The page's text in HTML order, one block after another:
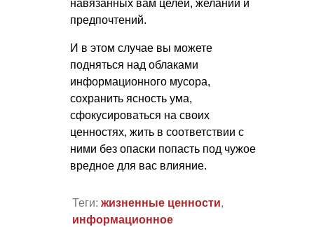
навязанных вам целей, желаний и
предпочтений.
И в этом случае вы можете
подняться над облаками
информационного мусора,
сохранить ясность ума,
сфокусироваться на своих
ценностях, жить в соответствии с
ними без опаски попасть под чужое
вредное для вас влияние.
Теги: жизненные ценности,
информационное